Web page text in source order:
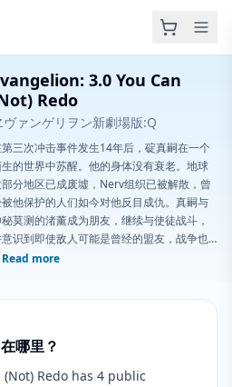
3.0 You Can
Redo
ヴァンゲリヲン新劇場版:Q
三次冲击事件发生14年后，碇真嗣在一个
的世界中苏醒。他的身体没有衰老。地球
部分地区已成废墟，Nerv组织已被解散，曾
他保护的人们如今对他反目成仇。真嗣与
莫测的渚薰成为朋友，继续与使徒战斗，
识到即使敌人可能是曾经的盟友，战争也
结束。角色们在与使徒的战斗和彼此之间
Read more
哪里？
(Not) Redo has 4 public